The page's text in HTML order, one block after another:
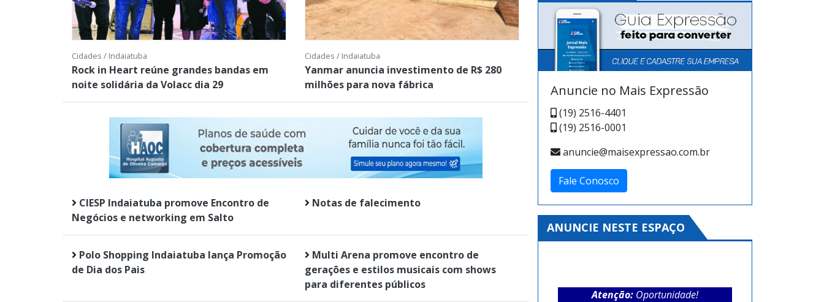
Cidades / Indaiatuba
Rock in Heart reúne grandes bandas em
noite solidária da Volacc dia 29
Cidades / Indaiatuba
Yanmar anuncia investimento de R$ 280
milhões para nova fábrica
CIESP Indaiatuba promove Encontro de
Negócios e networking em Salto
Notas de falecimento
Polo Shopping Indaiatuba lança Promoção
de Dia dos Pais
Multi Arena promove encontro de
gerações e estilos musicais com shows
para diferentes públicos
Anuncie no Mais Expressão
(19) 2516-4401
(19) 2516-0001
anuncie@maisexpressao.com.br
Fale Conosco
ANUNCIE NESTE ESPAÇO
Atenção: Oportunidade!